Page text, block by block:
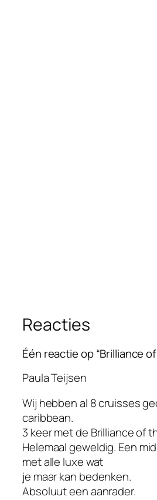
Reacties
Één reactie op “Brilliance
Paula Teijsen
Wij hebben al 8 cruisses
caribbean.
3 keer met de Brilliance of
Helemaal geweldig. Een
met alle luxe wat
je maar kan bedenken.
Absoluut een aanrader.